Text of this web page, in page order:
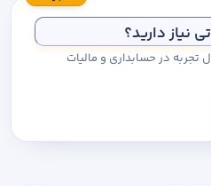
نیاز دارید؟
— بیش از ۲۵ سال تجربه در حسابداری و مالیات